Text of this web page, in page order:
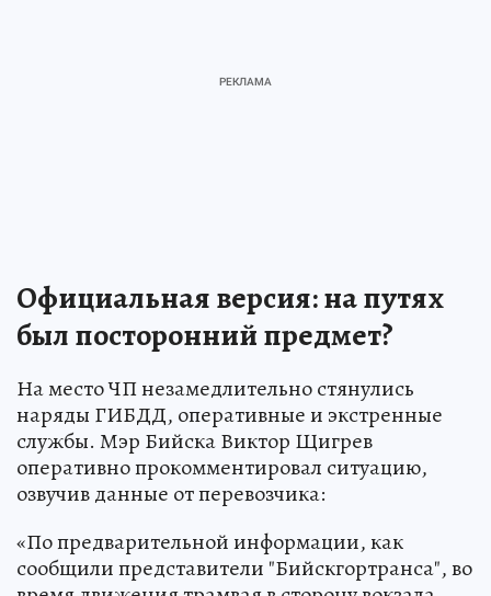
Официальная версия: на путях
был посторонний предмет?
На место ЧП незамедлительно стянулись
наряды ГИБДД, оперативные и экстренные
службы. Мэр Бийска Виктор Щигрев
оперативно прокомментировал ситуацию,
озвучив данные от перевозчика:
«По предварительной информации, как
сообщили представители "Бийскгортранса", во